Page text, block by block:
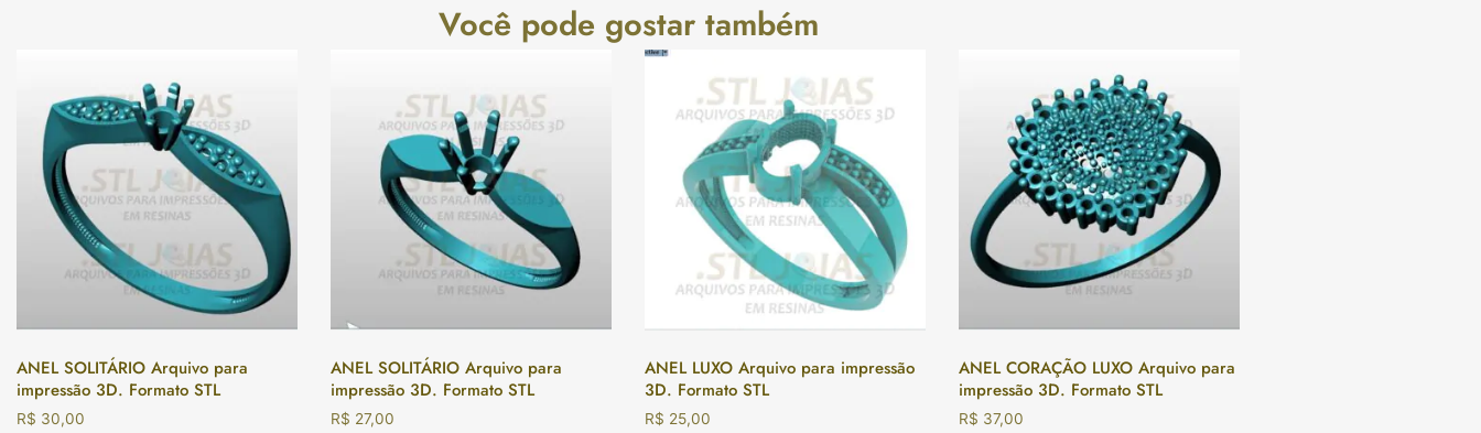
Você pode gostar também
ANEL SOLITÁRIO Arquivo para
impressão 3D. Formato STL
R$ 30,00
ANEL SOLITÁRIO Arquivo para
impressão 3D. Formato STL
R$ 27,00
ANEL LUXO Arquivo para impressão
3D. Formato STL
R$ 25,00
ANEL CORAÇÃO LUXO Arquivo para
impressão 3D. Formato STL
R$ 37,00